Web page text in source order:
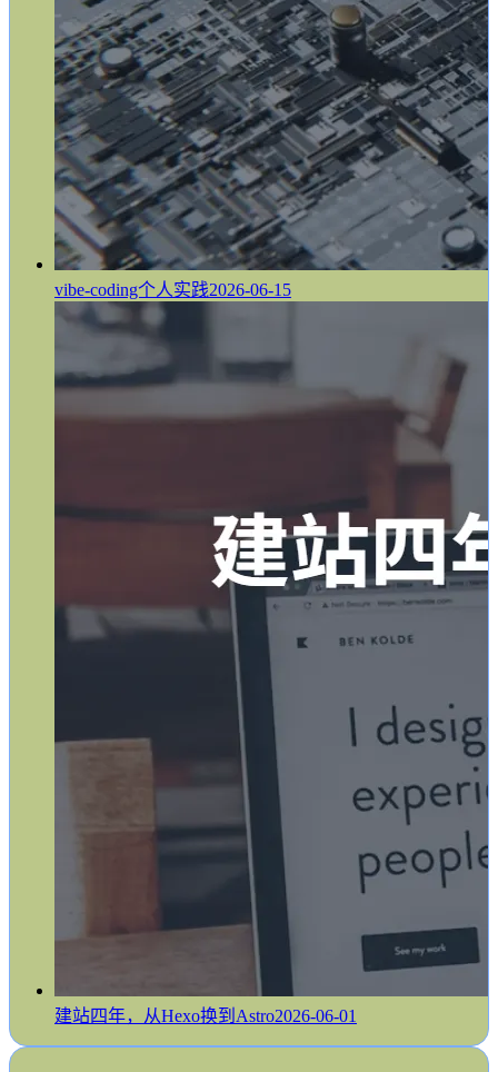
vibe-coding个人实践2026-06-15
建站四年，从Hexo换到Astro2026-06-01